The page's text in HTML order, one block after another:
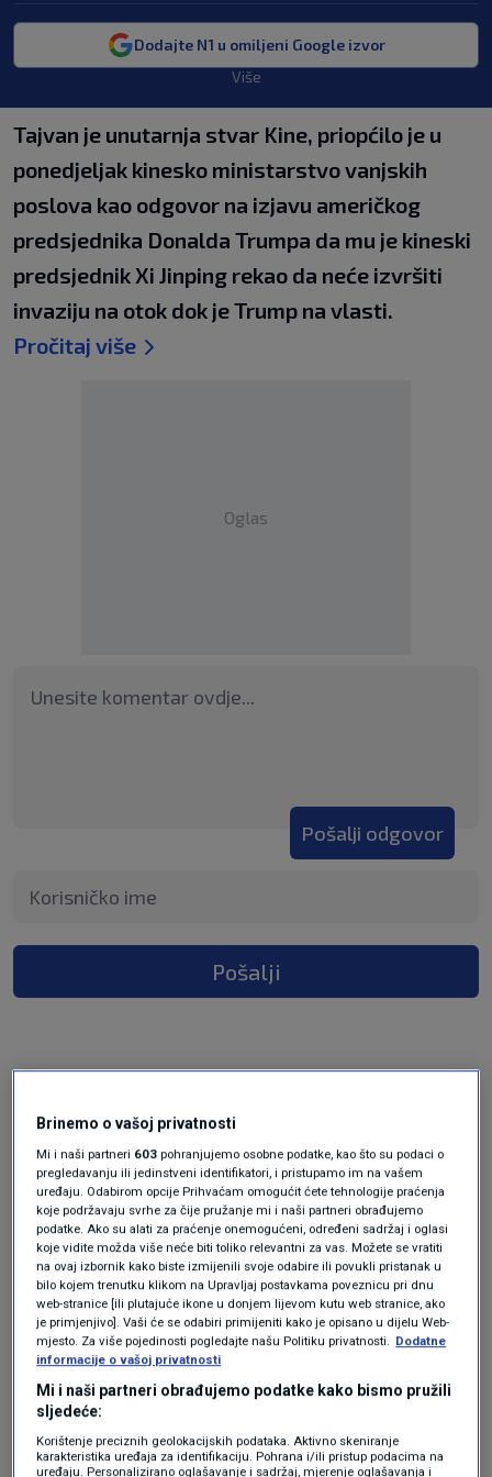
Dodajte N1 u omiljeni Google izvor
Više
Tajvan je unutarnja stvar Kine, priopćilo je u
ponedjeljak kinesko ministarstvo vanjskih
poslova kao odgovor na izjavu američkog
predsjednika Donalda Trumpa da mu je kineski
predsjednik Xi Jinping rekao da neće izvršiti
invaziju na otok dok je Trump na vlasti.
Pročitaj više
Oglas
Pošalji odgovor
Pošalji
Oglas
Brinemo o vašoj privatnosti
Mi i naši partneri 603 pohranjujemo osobne podatke, kao što su podaci o
pregledavanju ili jedinstveni identifikatori, i pristupamo im na vašem
uređaju. Odabirom opcije Prihvaćam omogućit ćete tehnologije praćenja
koje podržavaju svrhe za čije pružanje mi i naši partneri obrađujemo
podatke. Ako su alati za praćenje onemogućeni, određeni sadržaj i oglasi
koje vidite možda više neće biti toliko relevantni za vas. Možete se vratiti
na ovaj izbornik kako biste izmijenili svoje odabire ili povukli pristanak u
bilo kojem trenutku klikom na Upravljaj postavkama poveznicu pri dnu
web-stranice [ili plutajuće ikone u donjem lijevom kutu web stranice, ako
je primjenjivo]. Vaši će se odabiri primijeniti kako je opisano u dijelu Web-
mjesto. Za više pojedinosti pogledajte našu Politiku privatnosti. Dodatne
informacije o vašoj privatnosti
Mi i naši partneri obrađujemo podatke kako bismo pružili
sljedeće:
Korištenje preciznih geolokacijskih podataka. Aktivno skeniranje
karakteristika uređaja za identifikaciju. Pohrana i/ili pristup podacima na
uređaju. Personalizirano oglašavanje i sadržaj, mjerenje oglašavanja i